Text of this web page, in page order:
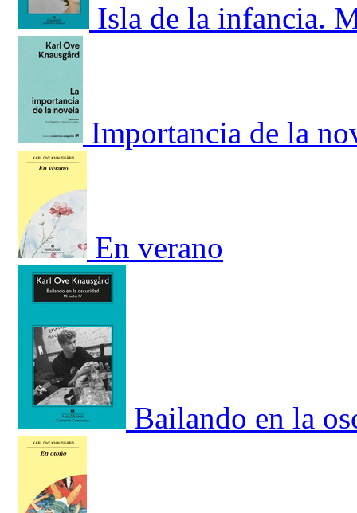
Isla de la infancia.
Importancia de la
En verano
Bailando en la